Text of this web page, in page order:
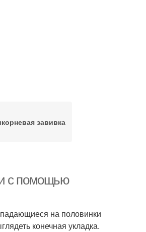
завивка
с помощью
на половинки
конечная укладка.